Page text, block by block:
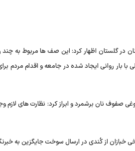
در گلستان اظهار کرد: این صف ها مربوط به چند
بار روانی ایجاد شده در جامعه و اقدام مردم
صفوف نان برشمرد و ابراز کرد: نظارت های لازم
از کُندی در ارسال سوخت جایگزین به